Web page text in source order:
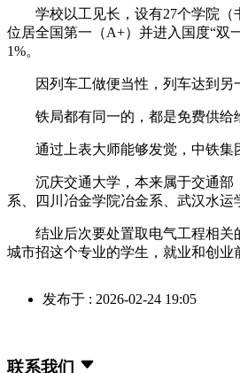
学校以工见长，设有27个学院（书
位居全国第一（A+）并进入国度“双
1%。
因列车工做便当性，列车达到另一
铁局都有同一的，都是免费供给给
通过上表大师能够发觉，中铁集团
沉庆交通大学，本来属于交通部，
系、四川冶金学院冶金系、武汉水运
结业后次要处置取电气工程相关的
城市招这个专业的学生，就业和创业
发布于 : 2026-02-24 19:05
联系我们